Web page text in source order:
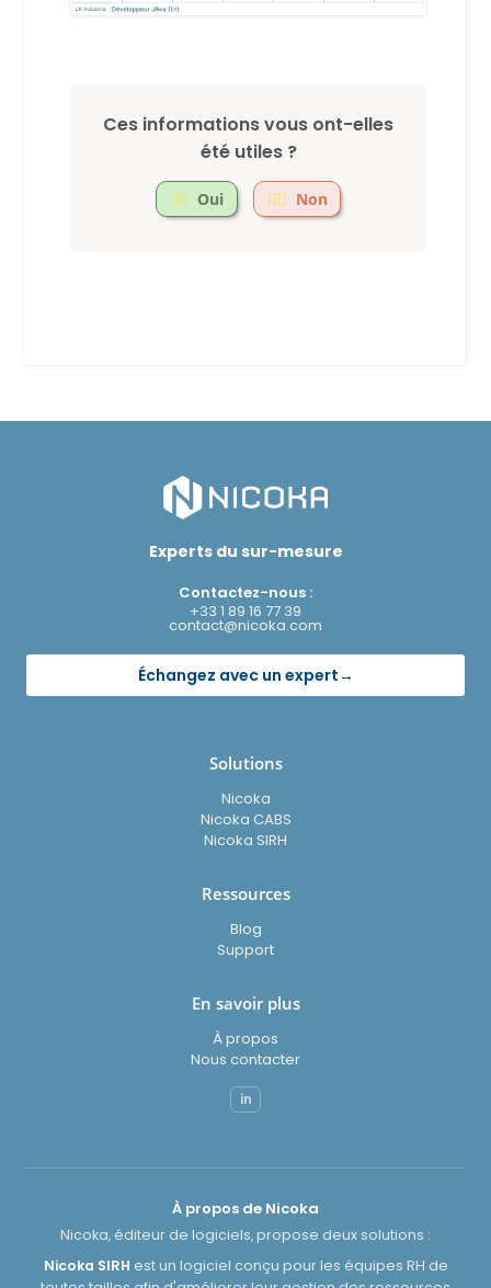
Ces informations vous ont-elles
été utiles ?
Oui Non
Experts du sur-mesure
Contactez-nous :
+33 1 89 16 77 39
contact@nicoka.com
Échangez avec un expert→
Solutions
Nicoka
Nicoka CABS
Nicoka SIRH
Ressources
Blog
Support
En savoir plus
À propos
Nous contacter
in
À propos de Nicoka
Nicoka, éditeur de logiciels, propose deux solutions :
Nicoka SIRH est un logiciel conçu pour les équipes RH de